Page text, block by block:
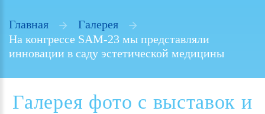
Главная
Галерея
На конгрессе SAM-23 мы представляли
инновации в саду эстетической медицины
Галерея фото с выставок и